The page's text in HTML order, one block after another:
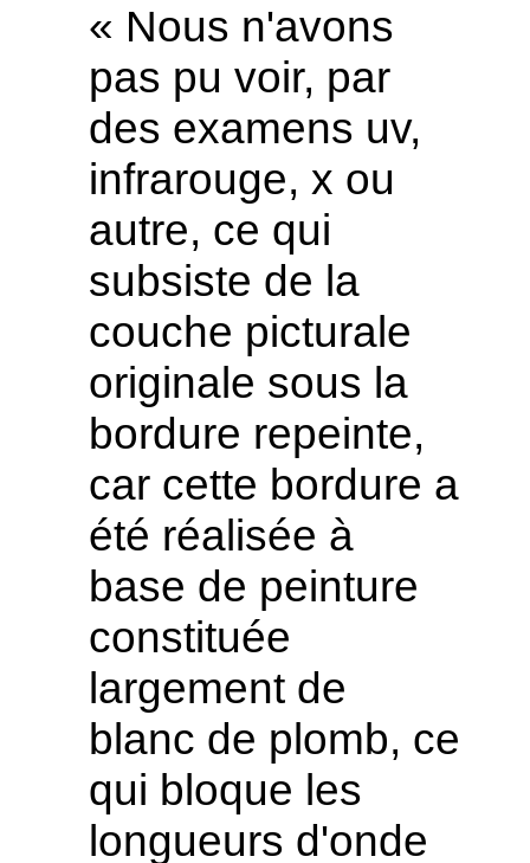
« Nous n'avons
pas pu voir, par
des examens uv,
infrarouge, x ou
autre, ce qui
subsiste de la
couche picturale
originale sous la
bordure repeinte,
car cette bordure a
été réalisée à
base de peinture
constituée
largement de
blanc de plomb, ce
qui bloque les
longueurs d'onde